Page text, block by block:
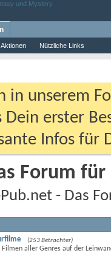
Aktionen Nützliche Links
in unserem
Dein erster
Infos für
Forum
- Das
(253 Betrachter)
aller Genres auf der